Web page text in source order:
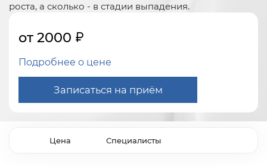
роста, а сколько - в стадии выпадения.
от 2000
Подробнее о цене
Записаться на приём
Цена Специалисты